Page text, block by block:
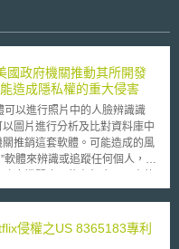
國政府機關推動其所開發
造成隱私權的重大侵害
以進行照片中的人臉辨識識
圖片進行分析及比對資料庫中
推銷這套軟體。可能造成的風
軟體來辨識或追蹤任何個人，警
國移民及海關執法局
可進行，將政府打造成巨大的
此無論亞馬遜公司內外都有反
侵權之US 8365183專利